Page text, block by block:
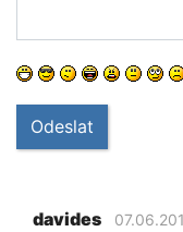
Odeslat
davides